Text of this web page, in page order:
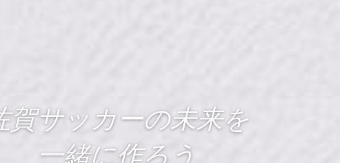
賀サッカーの未来を
一緒に作ろう